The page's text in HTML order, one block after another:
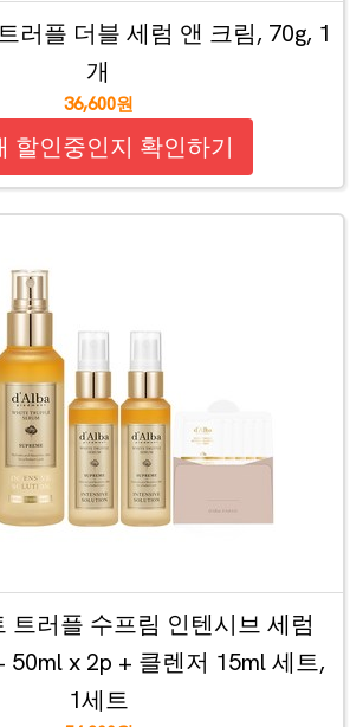
러플 더블 세럼 앤 크림, 70g, 1
개
36,600원
할인중인지 확인하기
트러플 수프림 인텐시브 세럼
50ml x 2p + 클렌저 15ml 세트,
1세트